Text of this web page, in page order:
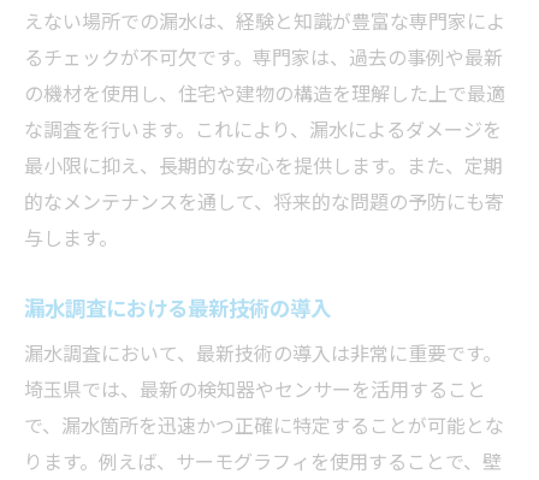
えない場所での漏水は、経験と知識が豊富な専門家によ
るチェックが不可欠です。専門家は、過去の事例や最新
の機材を使用し、住宅や建物の構造を理解した上で最適
な調査を行います。これにより、漏水によるダメージを
最小限に抑え、長期的な安心を提供します。また、定期
的なメンテナンスを通して、将来的な問題の予防にも寄
与します。
漏水調査における最新技術の導入
漏水調査において、最新技術の導入は非常に重要です。
埼玉県では、最新の検知器やセンサーを活用すること
で、漏水箇所を迅速かつ正確に特定することが可能とな
ります。例えば、サーモグラフィを使用することで、壁